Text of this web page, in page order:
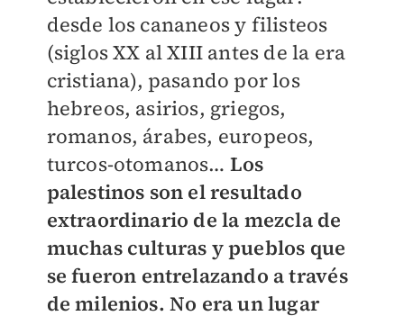
desde los cananeos y filisteos
(siglos XX al XIII antes de la era
cristiana), pasando por los
hebreos, asirios, griegos,
romanos, árabes, europeos,
turcos-otomanos… Los
palestinos son el resultado
extraordinario de la mezcla de
muchas culturas y pueblos que
se fueron entrelazando a través
de milenios. No era un lugar